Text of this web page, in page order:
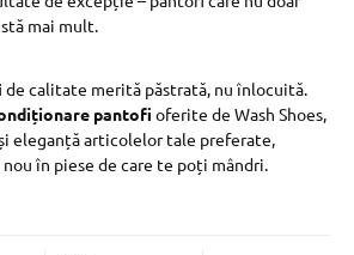
mai mult.
de calitate merită păstrată, nu înlocuită.
pantofi oferite de Wash Shoes,
eleganță articolelor tale preferate,
în piese de care te poți mândri.